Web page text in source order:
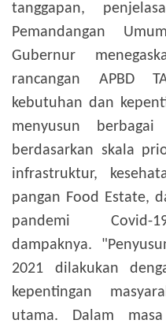
tanggapan,
Pemandangan
Gubernur
rancangan APBD
kebutuhan dan
menyusun
berdasarkan skala
infrastruktur,
pangan Food Estate,
pandemi
dampaknya.
2021 dilakukan
kepentingan
utama. Dalam